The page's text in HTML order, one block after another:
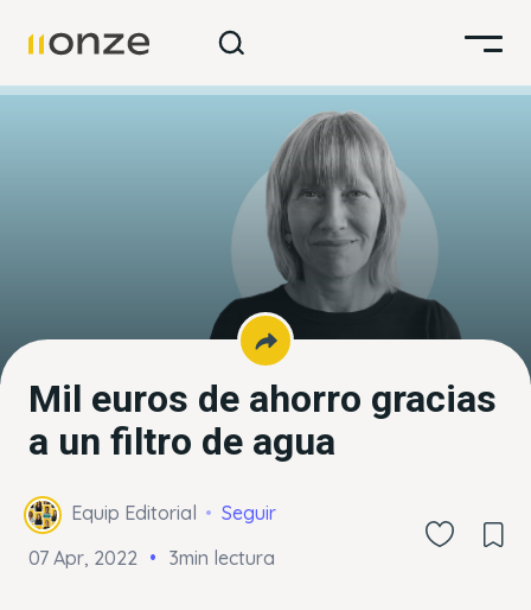
Mil euros de ahorro gracias
a un filtro de agua
Equip Editorial
Seguir
07 Apr, 2022
3min lectura